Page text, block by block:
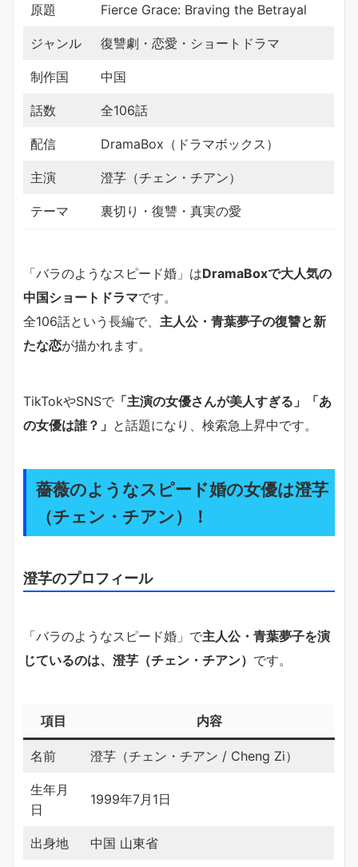
原題 Fierce Grace: Braving the Betrayal
ジャンル 復讐劇・恋愛・ショートドラマ
制作国 中国
話数 全106話
配信 DramaBox（ドラマボックス）
主演 澄芓（チェン・チアン）
テーマ 裏切り・復讐・真実の愛
「バラのようなスピード婚」はDramaBoxで大人気の
中国ショートドラマです。
全106話という長編で、 主人公・青葉夢子の復讐と新
たな恋が描かれます。
TikTokやSNSで 「主演の女優さんが美人すぎる」「あ
の女優は誰？」 と話題になり、検索急上昇中です。
薔薇のようなスピード婚の女優は澄芓
（チェン・チアン）！
澄芓のプロフィール
「バラのようなスピード婚」で主人公・青葉夢子を演
じているのは、澄芓（チェン・チアン） です。
項目 内容
名前 澄芓（チェン・チアン / Cheng Zi）
生年月
日
1999年7月1日
出身地 中国 山東省